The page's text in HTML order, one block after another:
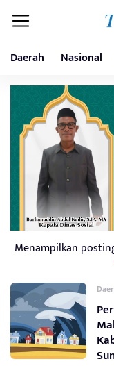
Daerah Nasional
Menampilkan